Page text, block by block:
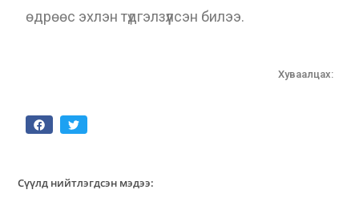
өдрөөс эхлэн түдгэлзүүлсэн билээ.
Хуваалцах:
Сүүлд нийтлэгдсэн мэдээ: